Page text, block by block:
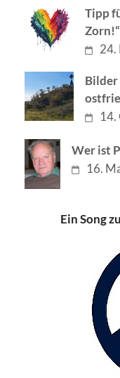
Tipp
Zorn!“
24.
Bilder
Wer ist
16.
Ein Song